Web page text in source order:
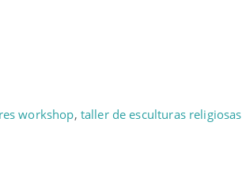
workshop, taller de esculturas religiosas